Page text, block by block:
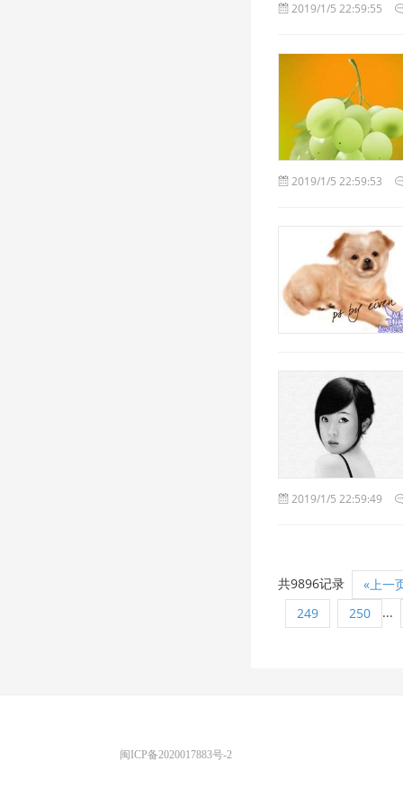
2019/1/5 22:59:55
2019/1/5 22:59:53
2019/1/5 22:59:49
共9896记录
«上一
249
250 ...
闽ICP备2020017883号-2